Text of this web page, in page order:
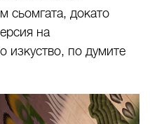
сьомгата, докато
на
изкуство, по думите